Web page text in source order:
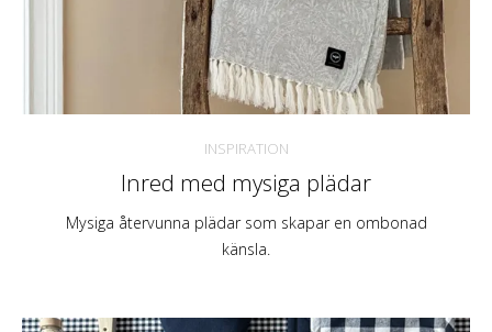
INSPIRATION
Inred med mysiga plädar
Mysiga återvunna plädar som skapar en ombonad
känsla.